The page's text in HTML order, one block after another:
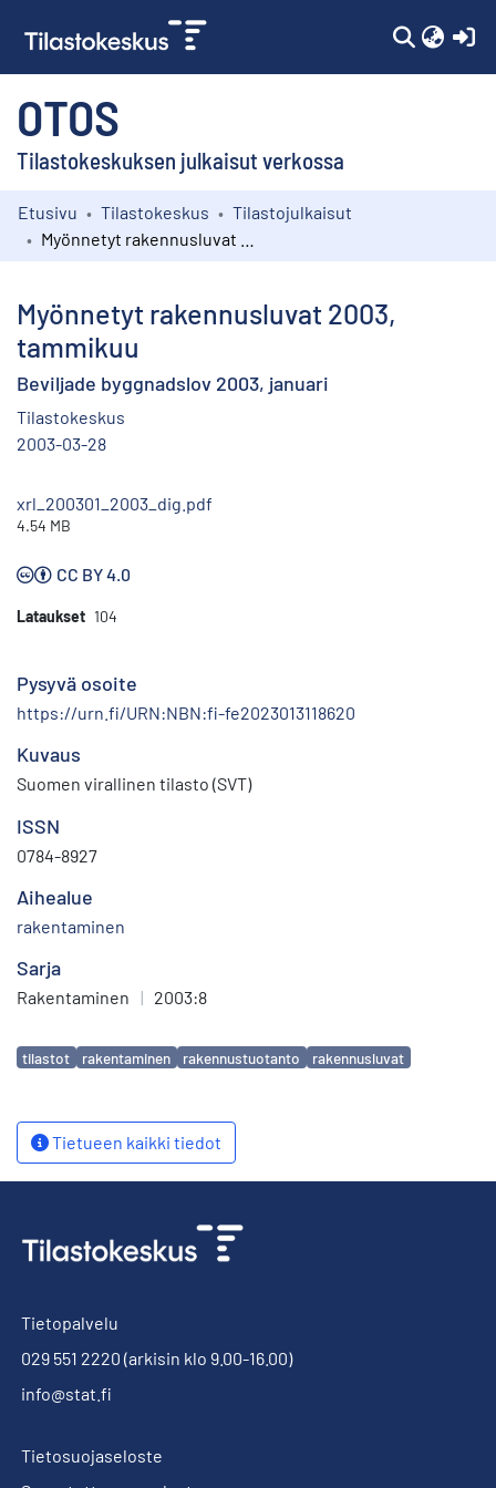
OTOS
Tilastokeskuksen julkaisut verkossa
Kokoelmat
Etusivu Tilastokeskus
Tilastojulkaisut
Myönnetyt rakennusluvat 2003,
tammikuu
Beviljade byggnadslov 2003, januari
Tilastokeskus
2003-03-28
xrl_200301_2003_dig.pdf
4.54 MB
CC BY 4.0
Lataukset 104
Pysyvä osoite
https://urn.fi/URN:NBN:fi-fe2023013118620
Kuvaus
Suomen virallinen tilasto (SVT)
ISSN
0784-8927
Aihealue
rakentaminen
Sarja
Rakentaminen | 2003:8
Avainsanat
tilastot rakentaminen rakennustuotanto rakennusluvat
Tietueen kaikki tiedot
Tietopalvelu
029 551 2220 (arkisin klo 9.00-16.00)
info@stat.fi
Tietosuojaseloste